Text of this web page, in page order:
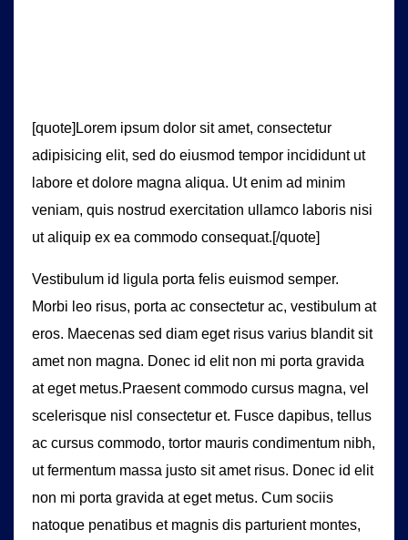
[quote]Lorem ipsum dolor sit amet, consectetur
adipisicing elit, sed do eiusmod tempor incididunt ut
labore et dolore magna aliqua. Ut enim ad minim
veniam, quis nostrud exercitation ullamco laboris nisi
ut aliquip ex ea commodo consequat.[/quote]
Vestibulum id ligula porta felis euismod semper.
Morbi leo risus, porta ac consectetur ac, vestibulum at
eros. Maecenas sed diam eget risus varius blandit sit
amet non magna. Donec id elit non mi porta gravida
at eget metus.Praesent commodo cursus magna, vel
scelerisque nisl consectetur et. Fusce dapibus, tellus
ac cursus commodo, tortor mauris condimentum nibh,
ut fermentum massa justo sit amet risus. Donec id elit
non mi porta gravida at eget metus. Cum sociis
natoque penatibus et magnis dis parturient montes,